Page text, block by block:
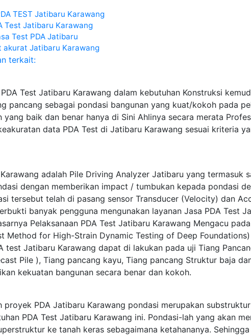
TEST Jatibaru Karawang
Test Jatibaru Karawang
Test PDA Jatibaru
akurat Jatibaru Karawang
terkait:
Test Jatibaru Karawang dalam kebutuhan Konstruksi
pancang sebagai pondasi bangunan yang kuat/kokoh pada
yang baik dan benar hanya di Sini Ahlinya secara merata
data PDA Test di Jatibaru Karawang sesuai kriteria
adalah Pile Driving Analyzer Jatibaru yang termasuk
dengan memberikan impact / tumbukan kepada pondasi
tersebut telah di pasang sensor Transducer (Velocity) dan
banyak pengguna mengunakan layanan Jasa PDA Test
Pelaksanaan PDA Test Jatibaru Karawang Mengacu
Method for High-Strain Dynamic Testing of Deep
test Jatibaru Karawang dapat di lakukan pada uji Tiang
Pile ), Tiang pancang kayu, Tiang pancang Struktur baja
kekuatan bangunan secara benar dan kokoh.
proyek PDA Jatibaru Karawang pondasi merupakan
PDA Test Jatibaru Karawang ini. Pondasi-lah yang akan
ke tanah keras sebagaimana ketahananya.